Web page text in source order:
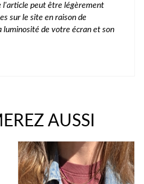
l'article peut être légèrement
sur le site en raison de
luminosité de votre écran et son
AUSSI